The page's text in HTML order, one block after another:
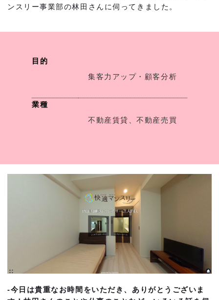
ンスリー事業部の林田さんに伺ってきました。
目的
集客力アップ・顧客分析
業種
不動産賃貸、不動産売買
-今日は貴重なお時間をいただき、ありがとうございま